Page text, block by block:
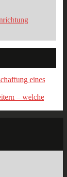
eines
– welche